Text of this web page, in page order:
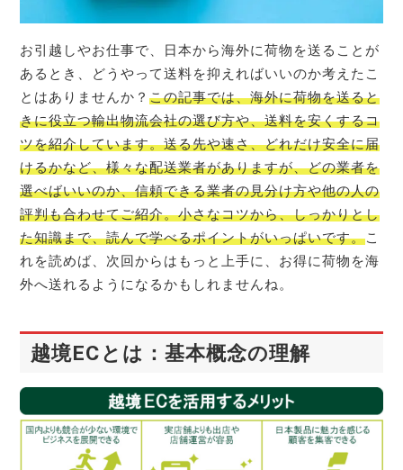
お引越しやお仕事で、日本から海外に荷物を送ることが
あるとき、どうやって送料を抑えればいいのか考えたこ
とはありませんか？この記事では、海外に荷物を送ると
きに役立つ輸出物流会社の選び方や、送料を安くするコ
ツを紹介しています。送る先や速さ、どれだけ安全に届
けるかなど、様々な配送業者がありますが、どの業者を
選べばいいのか、信頼できる業者の見分け方や他の人の
評判も合わせてご紹介。小さなコツから、しっかりとし
た知識まで、読んで学べるポイントがいっぱいです。こ
れを読めば、次回からはもっと上手に、お得に荷物を海
外へ送れるようになるかもしれませんね。
越境ECとは：基本概念の理解